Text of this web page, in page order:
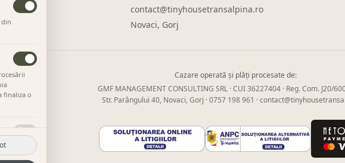
contact@tinyhousetransalpina.ro
Novaci, Gorj
Cazare operată și plăți procesate de:
GMF MANAGEMENT CONSULTING SRL · CUI 36227404 · Reg. Com. J20/
Str. Parângului 40, Novaci, Gorj · 0757 198 961 ·
finaliza o